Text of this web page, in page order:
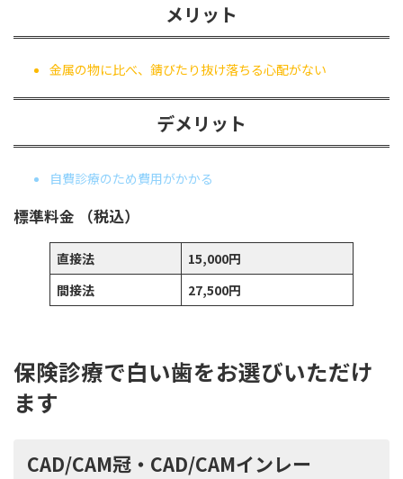
メリット
金属の物に比べ、錆びたり抜け落ちる心配がない
デメリット
自費診療のため費用がかかる
標準料金 （税込）
直接法
15,000円
間接法
27,500円
保険診療で白い歯をお選びいただけ
ます
CAD/CAM冠・CAD/CAMインレー